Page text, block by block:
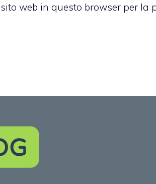
web in questo browser per la